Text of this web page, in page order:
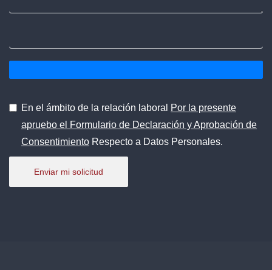
Academia
Boletín electrónico
En el ámbito de la relación laboral
Por la presente
apruebo el Formulario de Declaración y Aprobación de
Consentimiento Respecto a Datos Personales.
Enviar mi solicitud